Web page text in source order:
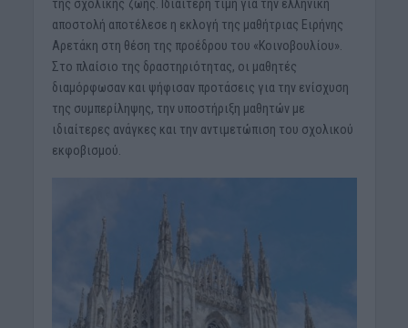
της σχολικής ζωής. Ιδιαίτερη τιμή για την ελληνική
αποστολή αποτέλεσε η εκλογή της μαθήτριας Ειρήνης
Αρετάκη στη θέση της προέδρου του «Κοινοβουλίου».
Στο πλαίσιο της δραστηριότητας, οι μαθητές
διαμόρφωσαν και ψήφισαν προτάσεις για την ενίσχυση
της συμπερίληψης, την υποστήριξη μαθητών με
ιδιαίτερες ανάγκες και την αντιμετώπιση του σχολικού
εκφοβισμού.